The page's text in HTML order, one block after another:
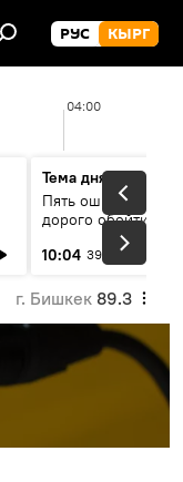
РУС КЫРГ
04:00
Тема дня
Пять ошибок
дорого обойтись
10:04 39 мин
г. Бишкек 89.3